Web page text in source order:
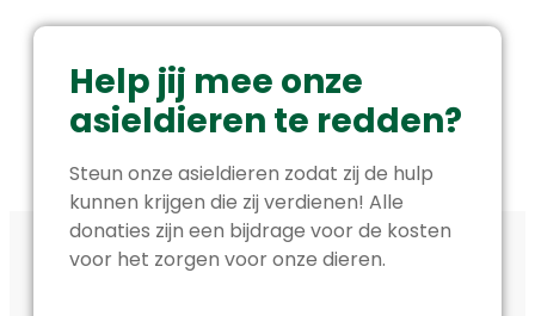
Help jij mee onze
asieldieren te redden?
Steun onze asieldieren zodat zij de hulp
kunnen krijgen die zij verdienen! Alle
donaties zijn een bijdrage voor de kosten
voor het zorgen voor onze dieren.